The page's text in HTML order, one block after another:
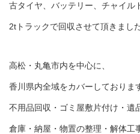
古タイヤ、バッテリー、チャイル
2tトラックで回収させて頂きました
高松・丸亀市内を中心に、
香川県内全域をカバーしておりま
不用品回収・ゴミ屋敷片付け・遺
倉庫・納屋・物置の整理・解体工